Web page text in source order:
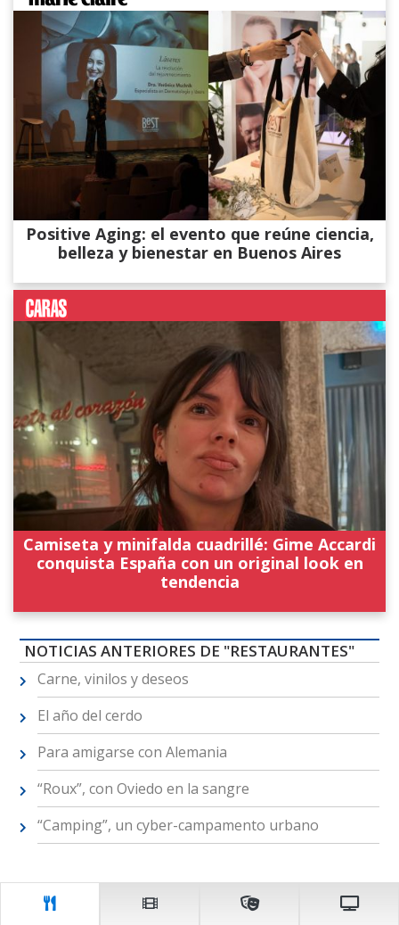
Positive Aging: el evento que reúne ciencia,
belleza y bienestar en Buenos Aires
Camiseta y minifalda cuadrillé: Gime Accardi
conquista España con un original look en
tendencia
NOTICIAS ANTERIORES DE "RESTAURANTES"
Carne, vinilos y deseos
El año del cerdo
Para amigarse con Alemania
“Roux”, con Oviedo en la sangre
“Camping”, un cyber-campamento urbano